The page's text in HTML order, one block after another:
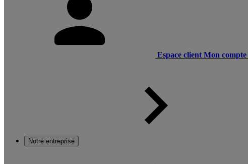
Espace client Mon compte
Notre entreprise